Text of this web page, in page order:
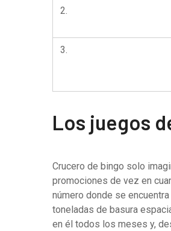
2.
3.
Los juegos
Crucero de bingo solo
promociones de vez en
número donde se
toneladas de basura
en él todos los meses y,